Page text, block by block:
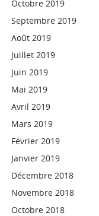
Octobre 2019
Septembre 2019
Août 2019
Juillet 2019
Juin 2019
Mai 2019
Avril 2019
Mars 2019
Février 2019
Janvier 2019
Décembre 2018
Novembre 2018
Octobre 2018